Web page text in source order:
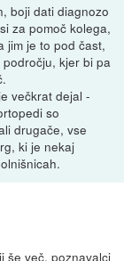
boji dati diagnozo
za pomoč kolega,
jim je to pod čast,
kjer bi pa
večkrat dejal -
so
drugače, vse
ki je nekaj
še več, poznavalci